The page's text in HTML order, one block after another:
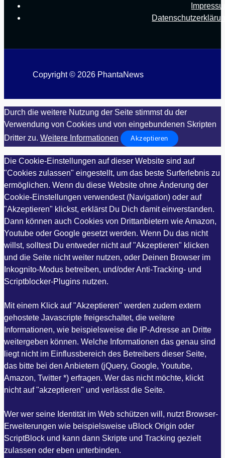
Copyright © 2026 PhantaNews
Durch die weitere Nutzung der Seite stimmst du der
Verwendung von Cookies und von eingebundenen Skripten
Dritter zu. Weitere Informationen Akzeptieren
Die Cookie-Einstellungen auf dieser Website sind auf
"Cookies zulassen" eingestellt, um das beste Surferlebnis zu
ermöglichen. Wenn du diese Website ohne Änderung der
Cookie-Einstellungen verwendest (Navigation) oder auf
"Akzeptieren" klickst, erklärst Du Dich damit einverstanden.
Dann können auch Cookies von Drittanbietern wie Amazon,
Youtube oder Google gesetzt werden. Wenn Du das nicht
willst, solltest Du entweder nicht auf "Akzeptieren" klicken
und die Seite nicht weiter nutzen, oder Deinen Browser im
Inkognito-Modus betreiben, und/oder Anti-Tracking- und
Scriptblocker-Plugins nutzen.
Mit einem Klick auf "Akzeptieren" werden zudem extern
gehostete Javascripte freigeschaltet, die weitere
Informationen, wie beispielsweise die IP-Adresse an Dritte
weitergeben können. Welche Informationen das genau sind
liegt nicht im Einflussbereich des Betreibers dieser Seite,
das bitte bei den Anbietern (jQuery, Google, Youtube,
Amazon, Twitter *) erfragen. Wer das nicht möchte, klickt
nicht auf "akzeptieren" und verlässt die Seite.
Wer wer seine Identität im Web schützen will, nutzt Browser-
Erweiterungen wie beispielsweise uBlock Origin oder
ScriptBlock und kann dann Skripte und Tracking gezielt
zulassen oder eben unterbinden.